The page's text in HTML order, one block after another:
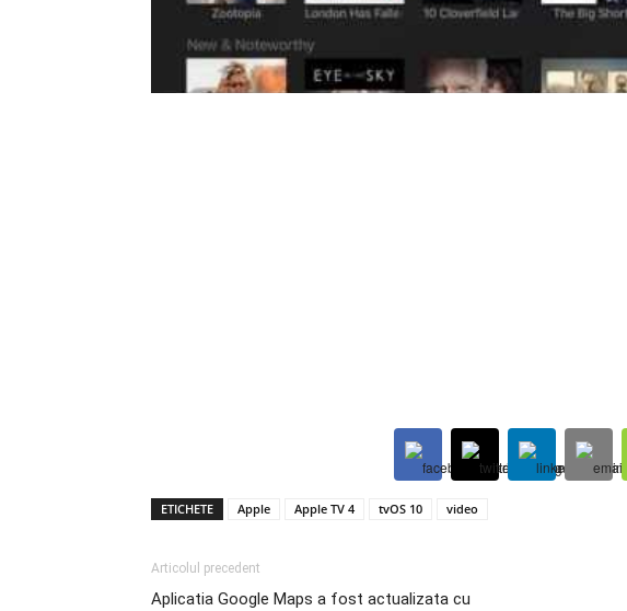
ETICHETE Apple Apple TV 4 tvOS 10 video
Articolul precedent
Aplicatia Google Maps a fost actualizata cu